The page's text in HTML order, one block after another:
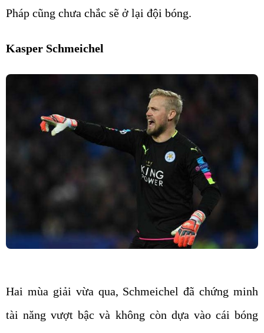
Pháp cũng chưa chắc sẽ ở lại đội bóng.
Kasper Schmeichel
Hai mùa giải vừa qua, Schmeichel đã chứng minh
tài năng vượt bậc và không còn dựa vào cái bóng